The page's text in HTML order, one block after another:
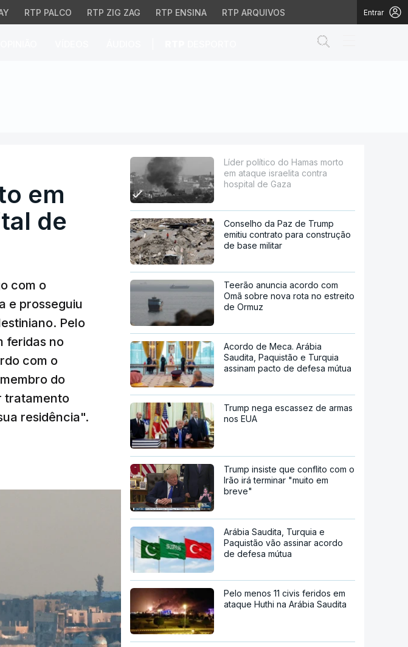
RTP PALCO RTP ZIG ZAG RTP ENSINA RTP ARQUIVOS Entrar
ataque israelita contra hospital
em
de
com o
e prosseguiu
Pelo
feridas no
com o
do
tratamento
residência".
Líder político do Hamas morto
em ataque israelita contra
hospital de Gaza
Conselho da Paz de Trump
emitiu contrato para construção
de base militar
Teerão anuncia acordo com
Omã sobre nova rota no estreito
de Ormuz
Acordo de Meca. Arábia
Saudita, Paquistão e Turquia
assinam pacto de defesa mútua
Trump nega escassez de armas
nos EUA
Trump insiste que conflito com o
Irão irá terminar "muito em
breve"
Arábia Saudita, Turquia e
Paquistão vão assinar acordo
de defesa mútua
Pelo menos 11 civis feridos em
ataque Huthi na Arábia Saudita